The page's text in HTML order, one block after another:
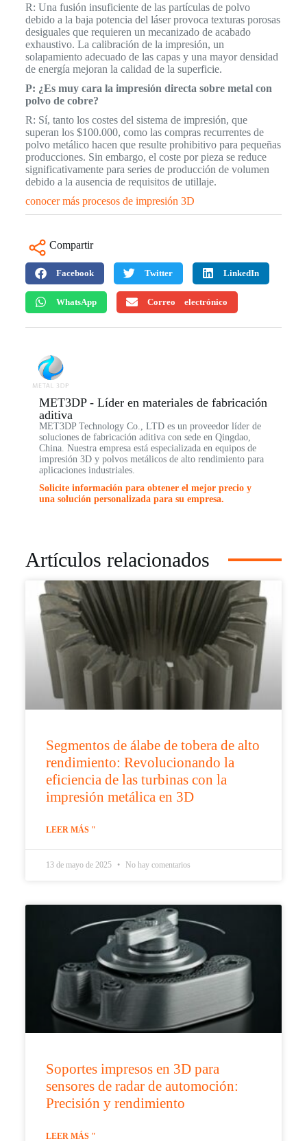
R: Una fusión insuficiente de las partículas de polvo
debido a la baja potencia del láser provoca texturas porosas
desiguales que requieren un mecanizado de acabado
exhaustivo. La calibración de la impresión, un
solapamiento adecuado de las capas y una mayor densidad
de energía mejoran la calidad de la superficie.
P: ¿Es muy cara la impresión directa sobre metal con
polvo de cobre?
R: Sí, tanto los costes del sistema de impresión, que
superan los $100.000, como las compras recurrentes de
polvo metálico hacen que resulte prohibitivo para pequeñas
producciones. Sin embargo, el coste por pieza se reduce
significativamente para series de producción de volumen
debido a la ausencia de requisitos de utillaje.
conocer más procesos de impresión 3D
Compartir
Facebook Twitter LinkedIn
WhatsApp Correo electrónico
MET3DP - Líder en materiales de fabricación
aditiva
MET3DP Technology Co., LTD es un proveedor líder de
soluciones de fabricación aditiva con sede en Qingdao,
China. Nuestra empresa está especializada en equipos de
impresión 3D y polvos metálicos de alto rendimiento para
aplicaciones industriales.
Solicite información para obtener el mejor precio y
una solución personalizada para su empresa.
Artículos relacionados
Segmentos de álabe de tobera de alto
rendimiento: Revolucionando la
eficiencia de las turbinas con la
impresión metálica en 3D
LEER MÁS "
13 de mayo de 2025 No hay comentarios
Soportes impresos en 3D para
sensores de radar de automoción:
Precisión y rendimiento
LEER MÁS "